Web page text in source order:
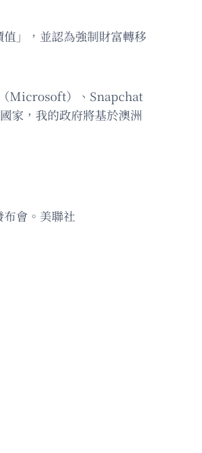
」，並認為強制財富轉移
（Microsoft）、Snapchat
家，我的政府將基於澳洲
會。美聯社